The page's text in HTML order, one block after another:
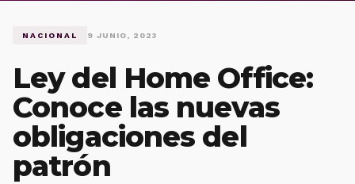
NACIONAL 9 JUNIO, 2023
Ley del Home Office:
Conoce las nuevas
obligaciones del
patrón